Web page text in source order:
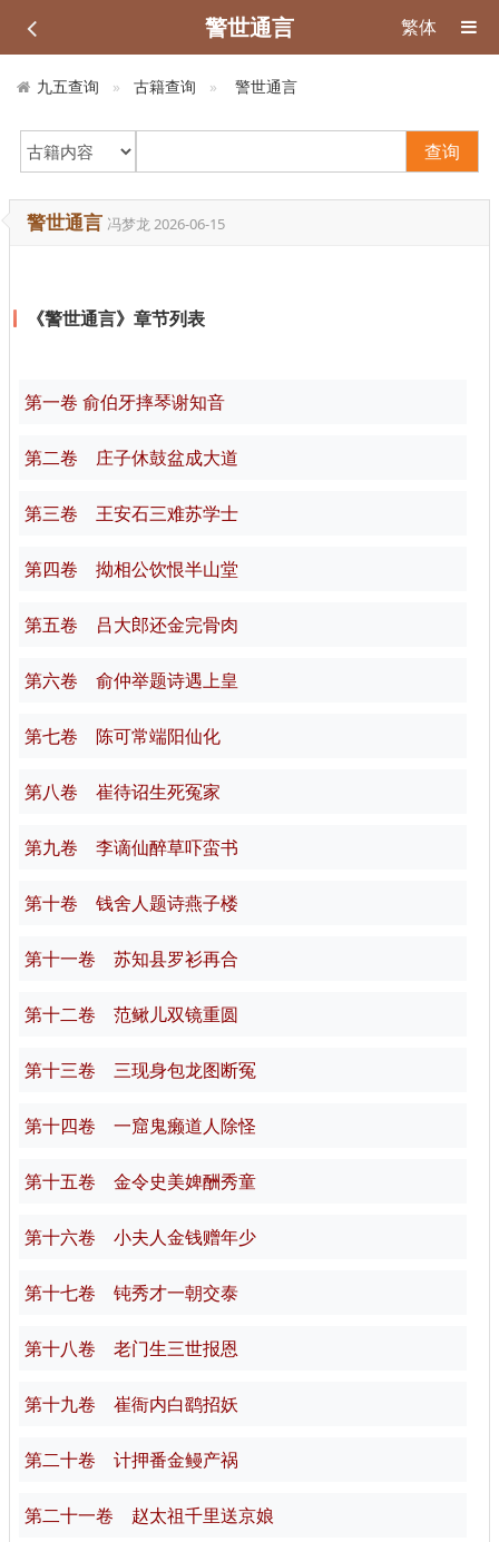
警世通言 繁体
九五查询 古籍查询 警世通言
查询
警世通言 冯梦龙2026-06-15
《警世通言》章节列表
第一卷 俞伯牙摔琴谢知音
第二卷 庄子休鼓盆成大道
第三卷 王安石三难苏学士
第四卷 拗相公饮恨半山堂
第五卷 吕大郎还金完骨肉
第六卷 俞仲举题诗遇上皇
第七卷 陈可常端阳仙化
第八卷 崔待诏生死冤家
第九卷 李谪仙醉草吓蛮书
第十卷 钱舍人题诗燕子楼
第十一卷 苏知县罗衫再合
第十二卷 范鳅儿双镜重圆
第十三卷 三现身包龙图断冤
第十四卷 一窟鬼癞道人除怪
第十五卷 金令史美婢酬秀童
第十六卷 小夫人金钱赠年少
第十七卷 钝秀才一朝交泰
第十八卷 老门生三世报恩
第十九卷 崔衙内白鹞招妖
第二十卷 计押番金鳗产祸
第二十一卷 赵太祖千里送京娘